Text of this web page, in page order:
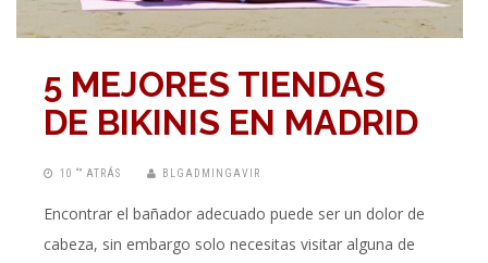
5 MEJORES TIENDAS
DE BIKINIS EN MADRID
10 “” ATRÁS BLGADMINGAVIR
Encontrar el bañador adecuado puede ser un dolor de
cabeza, sin embargo solo necesitas visitar alguna de